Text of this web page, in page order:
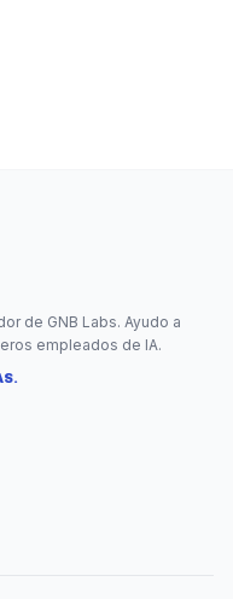
de GNB Labs. Ayudo a
empleados de IA.